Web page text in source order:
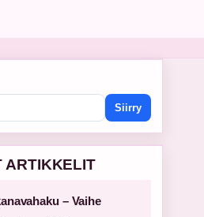
Siirry
ARTIKKELIT
– Vaihe